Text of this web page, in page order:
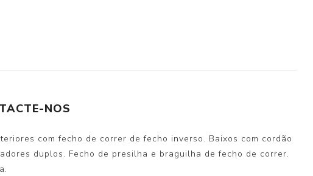
NOS
com fecho de correr de fecho inverso. Baixos com cordão
duplos. Fecho de presilha e braguilha de fecho de correr.